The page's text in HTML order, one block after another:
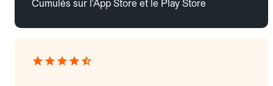
Cumulés sur l'App Store et le Play Store